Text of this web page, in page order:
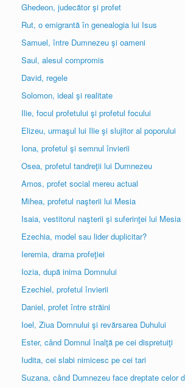
Ghedeon, judecător şi profet
Rut, o emigrantă în genealogia lui Isus
Samuel, între Dumnezeu şi oameni
Saul, alesul compromis
David, regele
Solomon, ideal şi realitate
Ilie, focul profetului şi profetul focului
Elizeu, urmaşul lui Ilie şi slujitor al poporului
Iona, profetul şi semnul învierii
Osea, profetul tandreţii lui Dumnezeu
Amos, profet social mereu actual
Mihea, profetul naşterii lui Mesia
Isaia, vestitorul naşterii şi suferinţei lui Mesia
Ezechia, model sau lider duplicitar?
Ieremia, drama profeţiei
Iozia, după inima Domnului
Ezechiel, profetul învierii
Daniel, profet între străini
Ioel, Ziua Domnului şi revărsarea Duhului
Ester, când Domnul înalţă pe cei dispretuiţi
Iudita, cei slabi nimicesc pe cei tari
Suzana, când Dumnezeu face dreptate celor